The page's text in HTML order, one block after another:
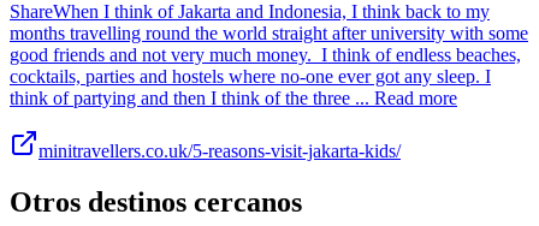
ShareWhen I think of Jakarta and Indonesia, I think back to my
months travelling round the world straight after university with some
good friends and not very much money. I think of endless beaches,
cocktails, parties and hostels where no-one ever got any sleep. I
think of partying and then I think of the three ... Read more
minitravellers.co.uk/5-reasons-visit-jakarta-kids/
Otros destinos cercanos